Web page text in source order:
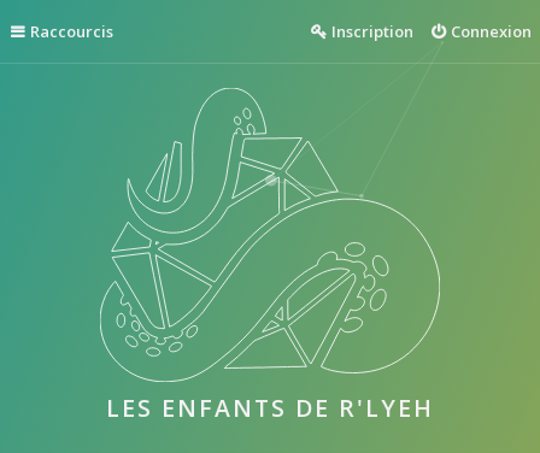
Raccourcis Connexion
Inscription
LES ENFANTS DE R'LYEH